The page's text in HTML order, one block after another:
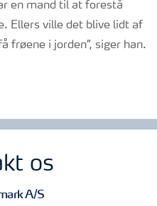
en mand til at forestå
Ellers ville det blive lidt af
frøene i jorden”, siger han.
os
A/S